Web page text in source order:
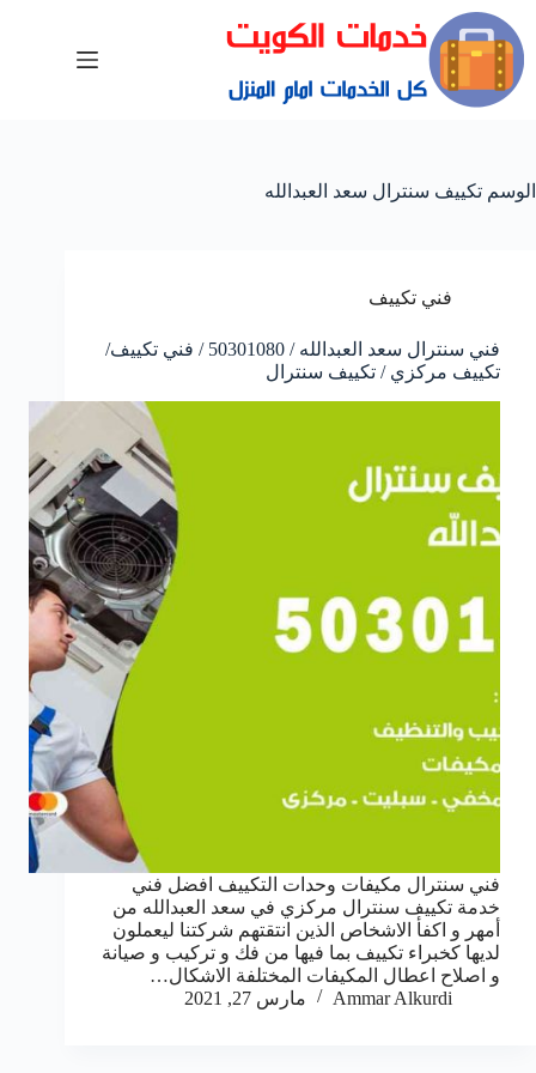
الوسم تكييف سنترال سعد العبدالله
فني تكييف
فني سنترال سعد العبدالله / 50301080 / فني تكييف/
تكييف مركزي / تكييف سنترال
فني سنترال مكيفات وحدات التكييف افضل فني
خدمة تكييف سنترال مركزي في سعد العبدالله من
أمهر و اكفأ الاشخاص الذين انتقتهم شركتنا ليعملون
لديها كخبراء تكييف بما فيها من فك و تركيب و صيانة
و اصلاح اعطال المكيفات المختلفة الاشكال…
Ammar Alkurdi
مارس 27, 2021